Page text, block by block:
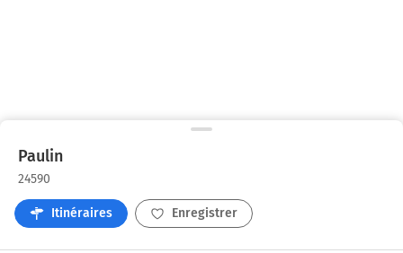
Paulin
24590
Itinéraires Enregistrer